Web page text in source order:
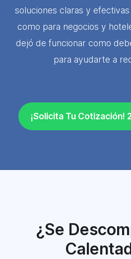
soluciones claras y
como para negocios y
dejó de funcionar como
para ayudarte a
¡Solicita Tu Cotización!
¿Se